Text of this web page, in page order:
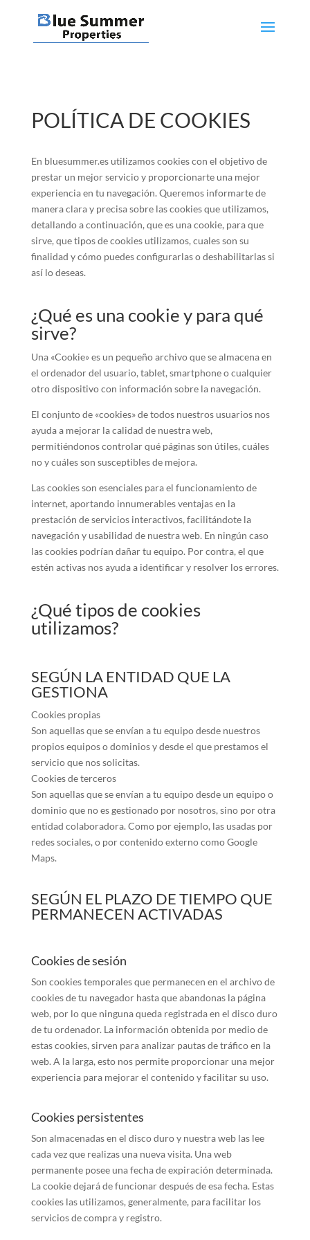
POLÍTICA DE COOKIES
En bluesummer.es utilizamos cookies con el objetivo de
prestar un mejor servicio y proporcionarte una mejor
experiencia en tu navegación. Queremos informarte de
manera clara y precisa sobre las cookies que utilizamos,
detallando a continuación, que es una cookie, para que
sirve, que tipos de cookies utilizamos, cuales son su
finalidad y cómo puedes configurarlas o deshabilitarlas si
así lo deseas.
¿Qué es una cookie y para qué
sirve?
Una «Cookie» es un pequeño archivo que se almacena en
el ordenador del usuario, tablet, smartphone o cualquier
otro dispositivo con información sobre la navegación.
El conjunto de «cookies» de todos nuestros usuarios nos
ayuda a mejorar la calidad de nuestra web,
permitiéndonos controlar qué páginas son útiles, cuáles
no y cuáles son susceptibles de mejora.
Las cookies son esenciales para el funcionamiento de
internet, aportando innumerables ventajas en la
prestación de servicios interactivos, facilitándote la
navegación y usabilidad de nuestra web. En ningún caso
las cookies podrían dañar tu equipo. Por contra, el que
estén activas nos ayuda a identificar y resolver los errores.
¿Qué tipos de cookies
utilizamos?
SEGÚN LA ENTIDAD QUE LA
GESTIONA
Cookies propias
Son aquellas que se envían a tu equipo desde nuestros
propios equipos o dominios y desde el que prestamos el
servicio que nos solicitas.
Cookies de terceros
Son aquellas que se envían a tu equipo desde un equipo o
dominio que no es gestionado por nosotros, sino por otra
entidad colaboradora. Como por ejemplo, las usadas por
redes sociales, o por contenido externo como Google
Maps.
SEGÚN EL PLAZO DE TIEMPO QUE
PERMANECEN ACTIVADAS
Cookies de sesión
Son cookies temporales que permanecen en el archivo de
cookies de tu navegador hasta que abandonas la página
web, por lo que ninguna queda registrada en el disco duro
de tu ordenador. La información obtenida por medio de
estas cookies, sirven para analizar pautas de tráfico en la
web. A la larga, esto nos permite proporcionar una mejor
experiencia para mejorar el contenido y facilitar su uso.
Cookies persistentes
Son almacenadas en el disco duro y nuestra web las lee
cada vez que realizas una nueva visita. Una web
permanente posee una fecha de expiración determinada.
La cookie dejará de funcionar después de esa fecha. Estas
cookies las utilizamos, generalmente, para facilitar los
servicios de compra y registro.